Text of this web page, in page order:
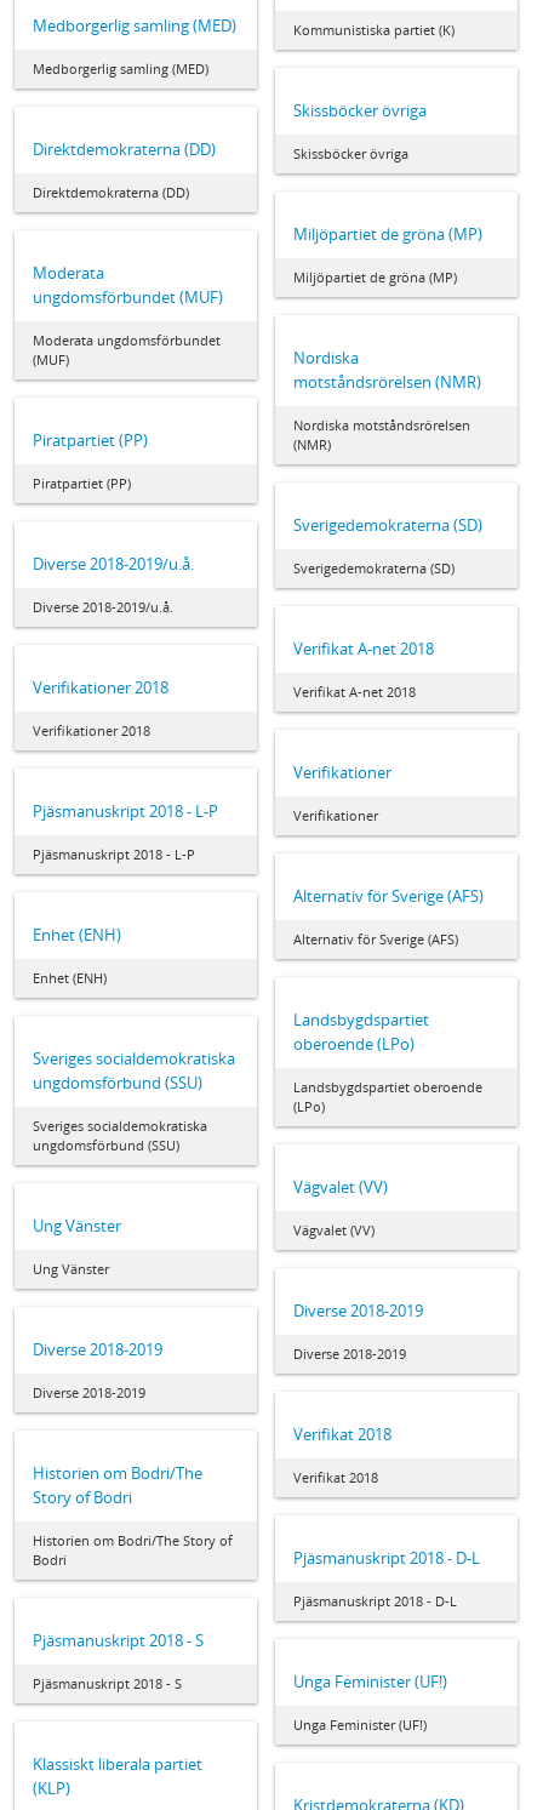
Kommunistiska partiet (K)
Medborgerlig samling (MED)
Medborgerlig samling (MED)
Skissböcker övriga
Skissböcker övriga
Direktdemokraterna (DD)
Direktdemokraterna (DD)
Miljöpartiet de gröna (MP)
Miljöpartiet de gröna (MP)
Moderata
ungdomsförbundet (MUF)
Moderata ungdomsförbundet
(MUF)
Nordiska
motståndsrörelsen (NMR)
Nordiska motståndsrörelsen
(NMR)
Piratpartiet (PP)
Piratpartiet (PP)
Sverigedemokraterna (SD)
Sverigedemokraterna (SD)
Diverse 2018-2019/u.å.
Diverse 2018-2019/u.å.
Verifikat A-net 2018
Verifikat A-net 2018
Verifikationer 2018
Verifikationer 2018
Verifikationer
Verifikationer
Pjäsmanuskript 2018 - L-P
Pjäsmanuskript 2018 - L-P
Alternativ för Sverige (AFS)
Alternativ för Sverige (AFS)
Enhet (ENH)
Enhet (ENH)
Landsbygdspartiet
oberoende (LPo)
Landsbygdspartiet oberoende
(LPo)
Sveriges socialdemokratiska
ungdomsförbund (SSU)
Sveriges socialdemokratiska
ungdomsförbund (SSU)
Vägvalet (VV)
Vägvalet (VV)
Ung Vänster
Ung Vänster
Diverse 2018-2019
Diverse 2018-2019
Diverse 2018-2019
Diverse 2018-2019
Verifikat 2018
Verifikat 2018
Historien om Bodri/The
Story of Bodri
Historien om Bodri/The Story of
Bodri
Pjäsmanuskript 2018 - D-L
Pjäsmanuskript 2018 - D-L
Pjäsmanuskript 2018 - S
Pjäsmanuskript 2018 - S Unga Feminister (UF!)
Unga Feminister (UF!)
Klassiskt liberala partiet
(KLP)
Kristdemokraterna (KD)